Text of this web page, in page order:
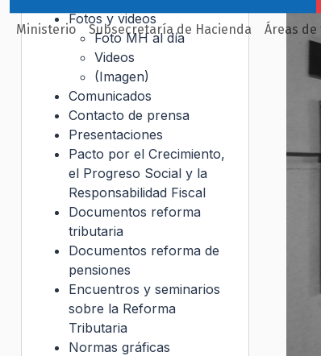
Ministerio Subsecretaría de Hacienda Áreas
Fotos y videos
Foto MH al día
Videos
(Imagen)
Comunicados
Contacto de prensa
Presentaciones
Pacto por el Crecimiento,
el Progreso Social y la
Responsabilidad Fiscal
Documentos reforma
tributaria
Documentos reforma de
pensiones
Encuentros y seminarios
sobre la Reforma
Tributaria
Normas gráficas